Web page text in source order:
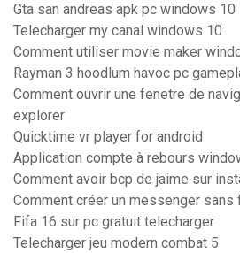
Gta san andreas apk pc windows 10
Telecharger my canal windows 10
Comment utiliser movie maker
Rayman 3 hoodlum havoc pc
Comment ouvrir une fenetre de
explorer
Quicktime vr player for android
Application compte à rebours
Comment avoir bcp de jaime sur
Comment créer un messenger sans
Fifa 16 sur pc gratuit telecharger
Telecharger jeu modern combat 5